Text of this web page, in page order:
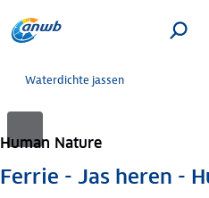
Waterdichte jassen
Human Nature
Ferrie - Jas heren -